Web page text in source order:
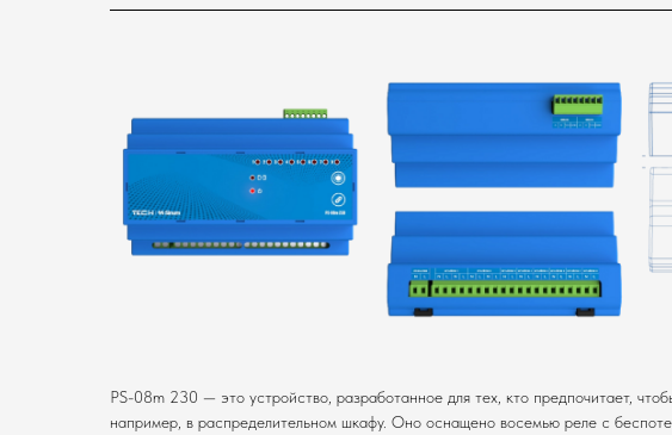
PS-08m 230 — это устройство, разработанное для тех, кто предпочитает,
например, в распределительном шкафу. Оно оснащено восемью реле с